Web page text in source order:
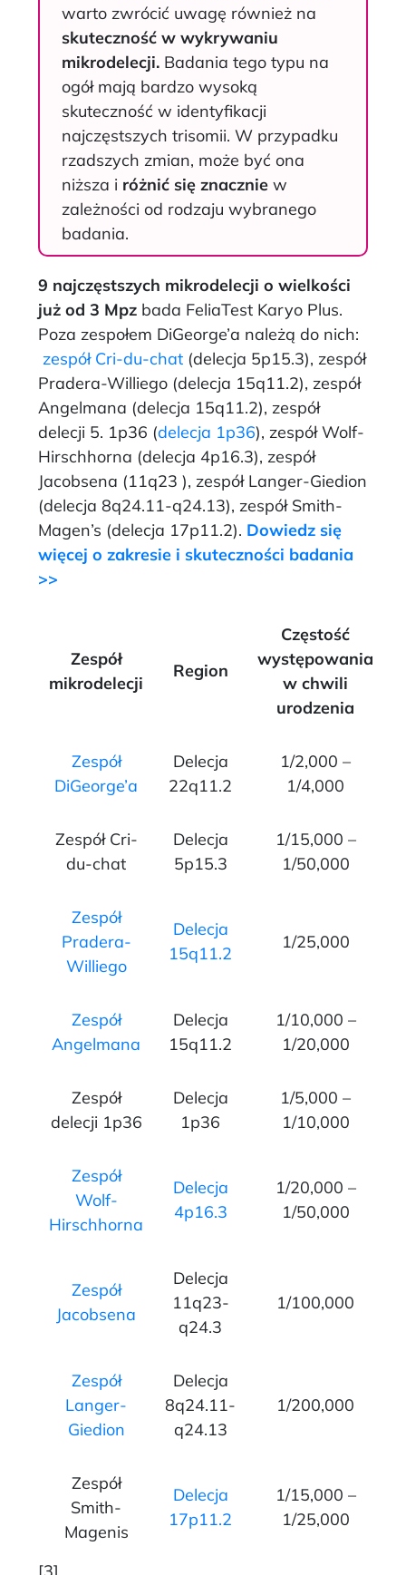
warto zwrócić uwagę również na
skuteczność w wykrywaniu
mikrodelecji. Badania tego typu na
ogół mają bardzo wysoką
skuteczność w identyfikacji
najczęstszych trisomii. W przypadku
rzadszych zmian, może być ona
niższa i różnić się znacznie w
zależności od rodzaju wybranego
badania.
9 najczęstszych mikrodelecji o wielkości
już od 3 Mpz bada FeliaTest Karyo Plus.
Poza zespołem DiGeorge’a należą do nich:
zespół Cri-du-chat (delecja 5p15.3), zespół
Pradera-Williego (delecja 15q11.2), zespół
Angelmana (delecja 15q11.2), zespół
delecji 5. 1p36 (delecja 1p36), zespół Wolf-
Hirschhorna (delecja 4p16.3), zespół
Jacobsena (11q23 ), zespół Langer-Giedion
(delecja 8q24.11-q24.13), zespół Smith-
Magen’s (delecja 17p11.2). Dowiedz się
więcej o zakresie i skuteczności badania
>>
Zespół
mikrodelecji
Region
Częstość
występowania
w chwili
urodzenia
Zespół
DiGeorge’a
Delecja
22q11.2
1/2,000 –
1/4,000
Zespół Cri-
du-chat
Delecja
5p15.3
1/15,000 –
1/50,000
Zespół
Pradera-
Williego
Delecja
15q11.2
1/25,000
Zespół
Angelmana
Delecja
15q11.2
1/10,000 –
1/20,000
Zespół
delecji 1p36
Delecja
1p36
1/5,000 –
1/10,000
Zespół
Wolf-
Hirschhorna
Delecja
4p16.3
1/20,000 –
1/50,000
Zespół
Jacobsena
Delecja
11q23-
q24.3
1/100,000
Zespół
Langer-
Giedion
Delecja
8q24.11-
q24.13
1/200,000
Zespół
Smith-
Magenis
Delecja
17p11.2
1/15,000 –
1/25,000
[3]